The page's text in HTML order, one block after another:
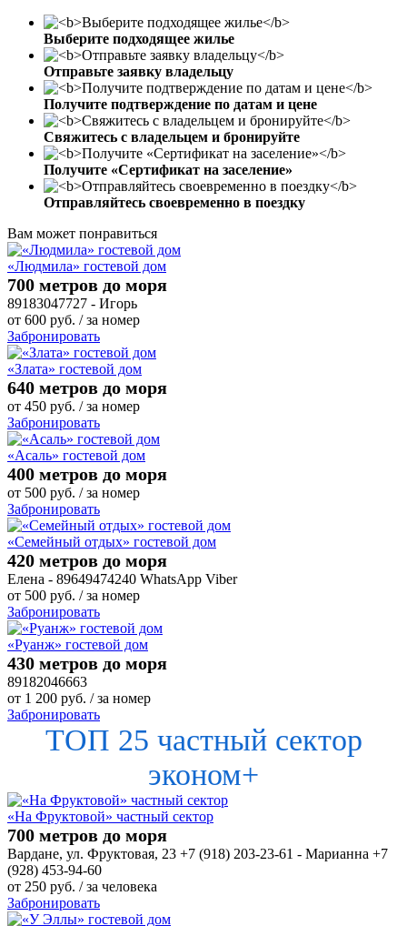
Выберите подходящее жилье
Отправьте заявку владельцу
Получите подтверждение по датам и цене
Свяжитесь с владельцем и бронируйте
Получите «Сертификат на заселение»
Отправляйтесь своевременно в поездку
Вам может понравиться
«Людмила» гостевой дом
700 метров до моря
89183047727 - Игорь
от 600 руб. / за номер
Забронировать
«Злата» гостевой дом
640 метров до моря
от 450 руб. / за номер
Забронировать
«Асаль» гостевой дом
400 метров до моря
от 500 руб. / за номер
Забронировать
«Семейный отдых» гостевой дом
420 метров до моря
Елена - 89649474240 WhatsApp Viber
от 500 руб. / за номер
Забронировать
«Руанж» гостевой дом
430 метров до моря
89182046663
от 1 200 руб. / за номер
Забронировать
ТОП 25 частный сектор
эконом+
«На Фруктовой» частный сектор
700 метров до моря
Вардане, ул. Фруктовая, 23 +7 (918) 203-23-61 - Марианна +7
(928) 453-94-60
от 250 руб. / за человека
Забронировать